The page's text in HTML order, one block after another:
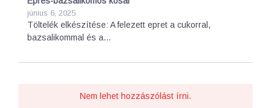
június 6, 2025
Töltelék elkészítése: A felezett epret a cukorral,
bazsalikommal és a…
Nem lehet hozzászólást írni.